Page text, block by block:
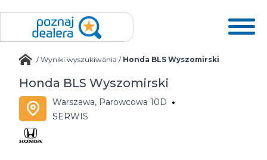
/Wyniki wyszukiwania / Honda BLS Wyszomirski
Honda BLS Wyszomirski
Warszawa, Parowcowa 10D
SERWIS